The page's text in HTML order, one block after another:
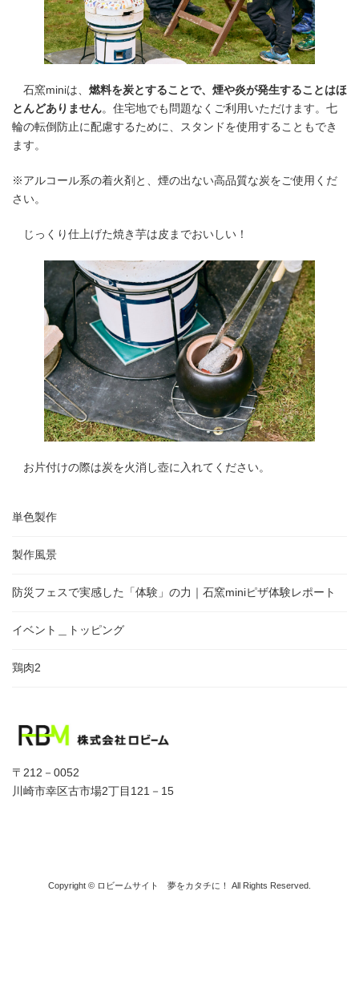
石窯miniは、 燃料を炭とすることで、煙や炎が発生することはほ
とんどありません。住宅地でも問題なくご利用いただけます。七
輪の転倒防止に配慮するために、スタンドを使用することもでき
ます。
※アルコール系の着火剤と、煙の出ない高品質な炭をご使用くだ
さい。
じっくり仕上げた焼き芋は皮までおいしい！
お片付けの際は炭を火消し壺に入れてください。
単色製作
製作風景
防災フェスで実感した「体験」の力｜石窯miniピザ体験レポート
イベント＿トッピング
鶏肉2
〒212－0052
川崎市幸区古市場2丁目121－15
Copyright © ロビームサイト 夢をカタチに！ All Rights Reserved.